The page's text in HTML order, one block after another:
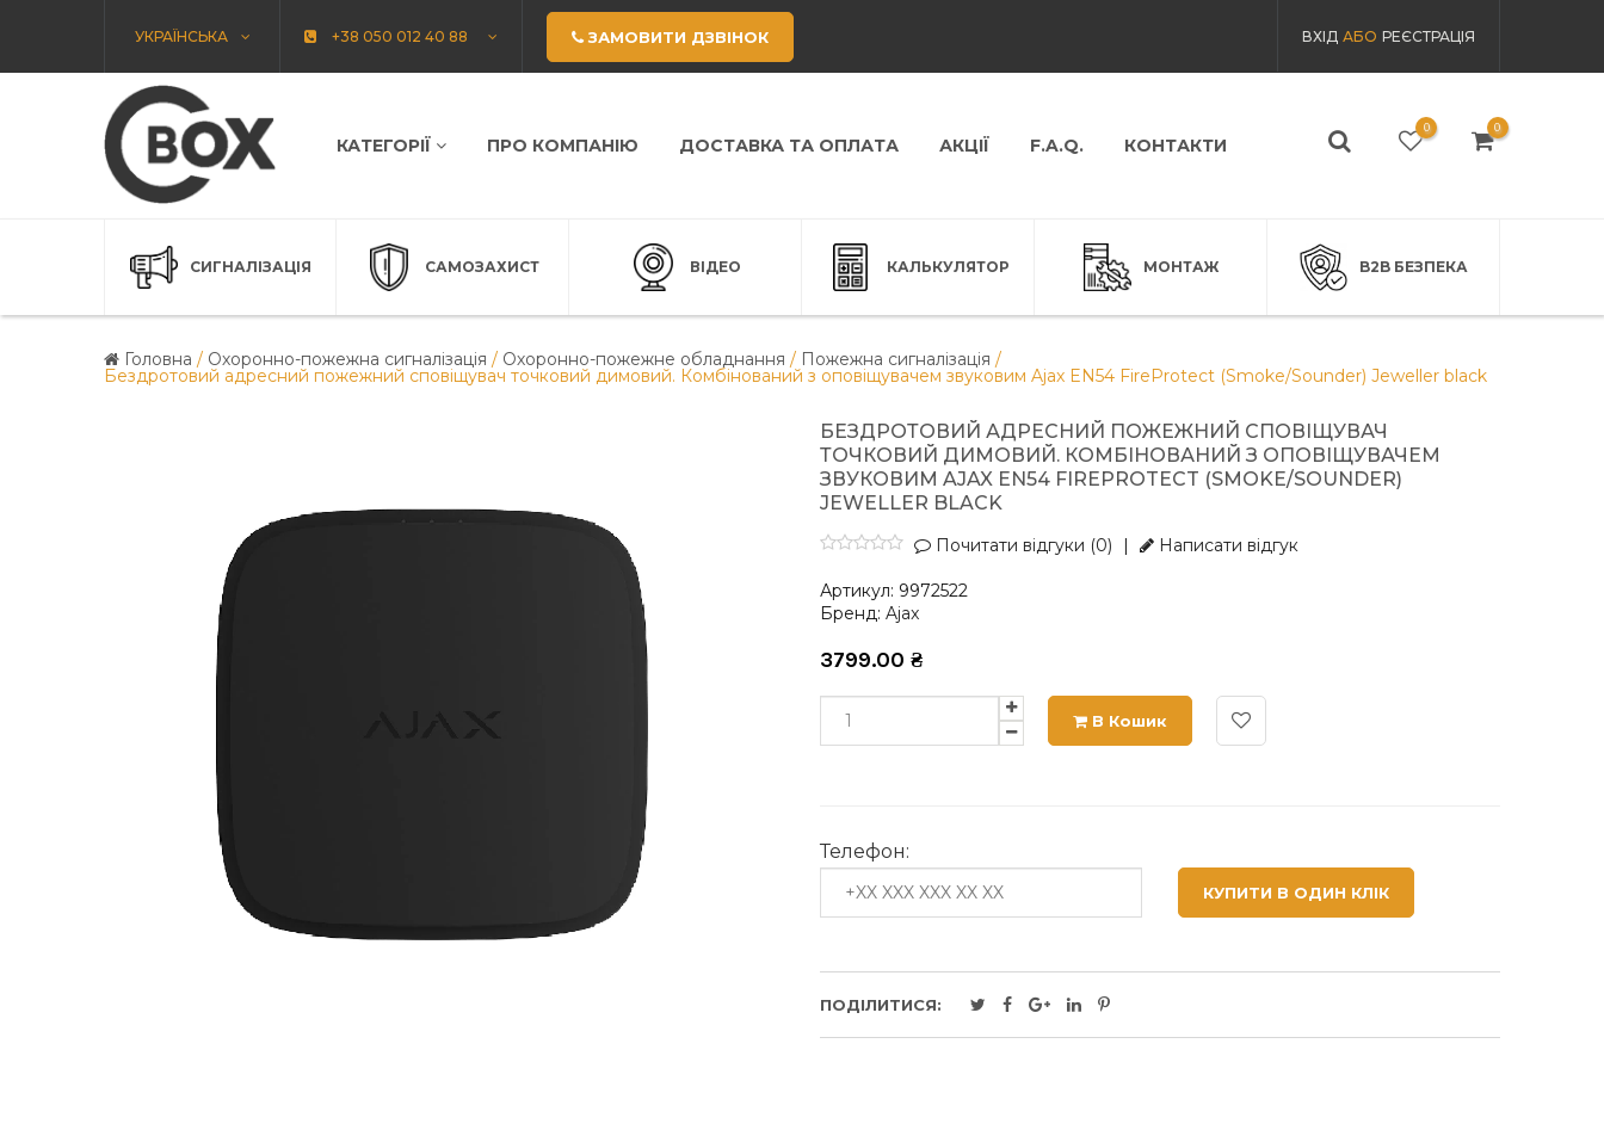
УКРАЇНСЬКА +38 050 012 40 88 ЗАМОВИТИ ДЗВІНОК ВХІД АБО РЕЄСТРАЦІЯ
КАТЕГОРІЇ ПРО КОМПАНІЮ ДОСТАВКА ТА ОПЛАТА АКЦІЇ F.A.Q. КОНТАКТИ
0 0
СИГНАЛІЗАЦІЯ САМОЗАХИСТ ВІДЕО КАЛЬКУЛЯТОР МОНТАЖ B2B БЕЗПЕКА
Головна / Охоронно-пожежна сигналізація / Охоронно-пожежне обладнання / Пожежна сигналізація /
Бездротовий адресний пожежний сповіщувач точковий димовий. Комбінований з оповіщувачем звуковим Ajax EN54 FireProtect (Smoke/Sounder) Jeweller black
БЕЗДРОТОВИЙ АДРЕСНИЙ ПОЖЕЖНИЙ СПОВІЩУВАЧ
ТОЧКОВИЙ ДИМОВИЙ. КОМБІНОВАНИЙ З ОПОВІЩУВАЧЕМ
ЗВУКОВИМ AJAX EN54 FIREPROTECT (SMOKE/SOUNDER)
JEWELLER BLACK
Почитати відгуки (0) | Написати відгук
Артикул: 9972522
Бренд: Ajax
3799.00 ₴
В Кошик
Телефон:
КУПИТИ В ОДИН КЛІК
ПОДІЛИТИСЯ: